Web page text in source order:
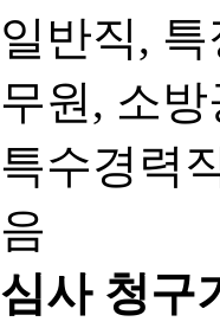
일반직,
무원, 소
특수경력
음
심사 청구